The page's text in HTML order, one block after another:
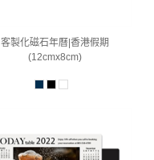
客製化磁石年曆|香港假期
(12cmx8cm)